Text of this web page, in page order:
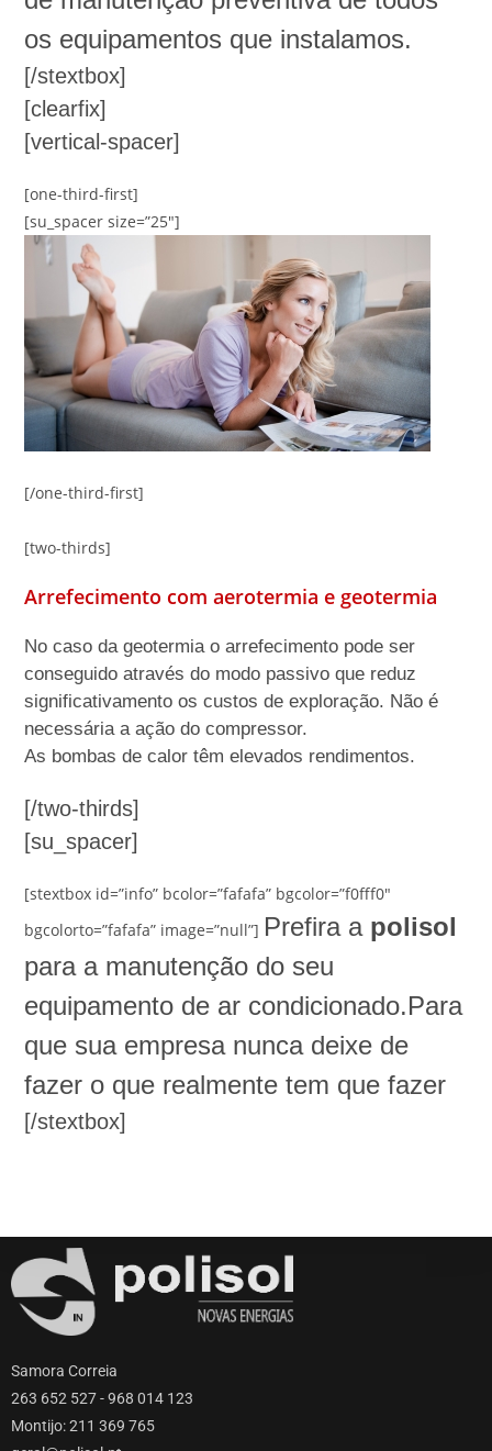
os equipamentos que instalamos.
[/stextbox]
[clearfix]
[vertical-spacer]
[one-third-first]
[su_spacer size=”25″]
[/one-third-first]
[two-thirds]
Arrefecimento com aerotermia e geotermia
No caso da geotermia o arrefecimento pode ser
conseguido através do modo passivo que reduz
significativamento os custos de exploração. Não é
necessária a ação do compressor.
As bombas de calor têm elevados rendimentos.
[/two-thirds]
[su_spacer]
[stextbox id=”info” bcolor=”fafafa” bgcolor=”f0fff0″
bgcolorto=”fafafa” image=”null”] Prefira a polisol
para a manutenção do seu
equipamento de ar condicionado.Para
que sua empresa nunca deixe de
fazer o que realmente tem que fazer
[/stextbox]
Samora Correia
263 652 527 - 968 014 123
Montijo: 211 369 765